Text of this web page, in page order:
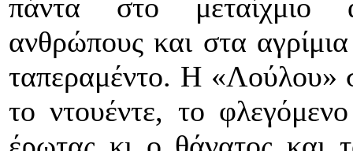
πάντα στο μεταίχμιο
ανθρώπους και στα
ταπεραμέντο. Η «Λούλου»
το ντουέντε, το